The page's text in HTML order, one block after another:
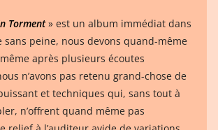
Torment» est un album immédiat dans
sans peine, nous devons quand-même
après plusieurs écoutes
n’avons pas retenu grand-chose de
et techniques qui, sans tout à
n’offrent quand même pas